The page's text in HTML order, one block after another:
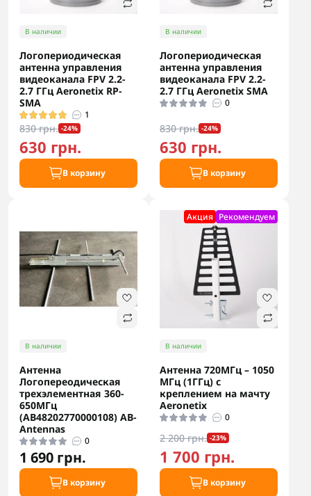
В наличии
Логопериодическая
антенна управления
видеоканала FPV 2.2-
2.7 ГГц Aeronetix RP-
SMA
1
830 грн. -24%
630 грн.
В корзину
В наличии
Логопериодическая
антенна управления
видеоканала FPV 2.2-
2.7 ГГц Aeronetix SMA
0
830 грн. -24%
630 грн.
В корзину
В наличии
Антенна
Логопереодическая
трехэлементная 360-
650МГц
(АB48202770000108) AB-
Antennas
0
1 690 грн.
В корзину
Акция Рекомендуем
В наличии
Антенна 720МГц – 1050
МГц (1ГГц) с
креплением на мачту
Aeronetix
0
2 200 грн. -23%
1 700 грн.
В корзину